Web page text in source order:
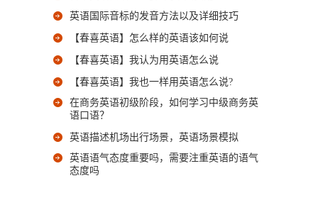
英语国际音标的发音方法以及详细技巧
【春喜英语】怎么样的英语该如何说
【春喜英语】我认为用英语怎么说
【春喜英语】我也一样用英语怎么说?
在商务英语初级阶段，如何学习中级商务英
语口语？
英语描述机场出行场景，英语场景模拟
英语语气态度重要吗，需要注重英语的语气
态度吗